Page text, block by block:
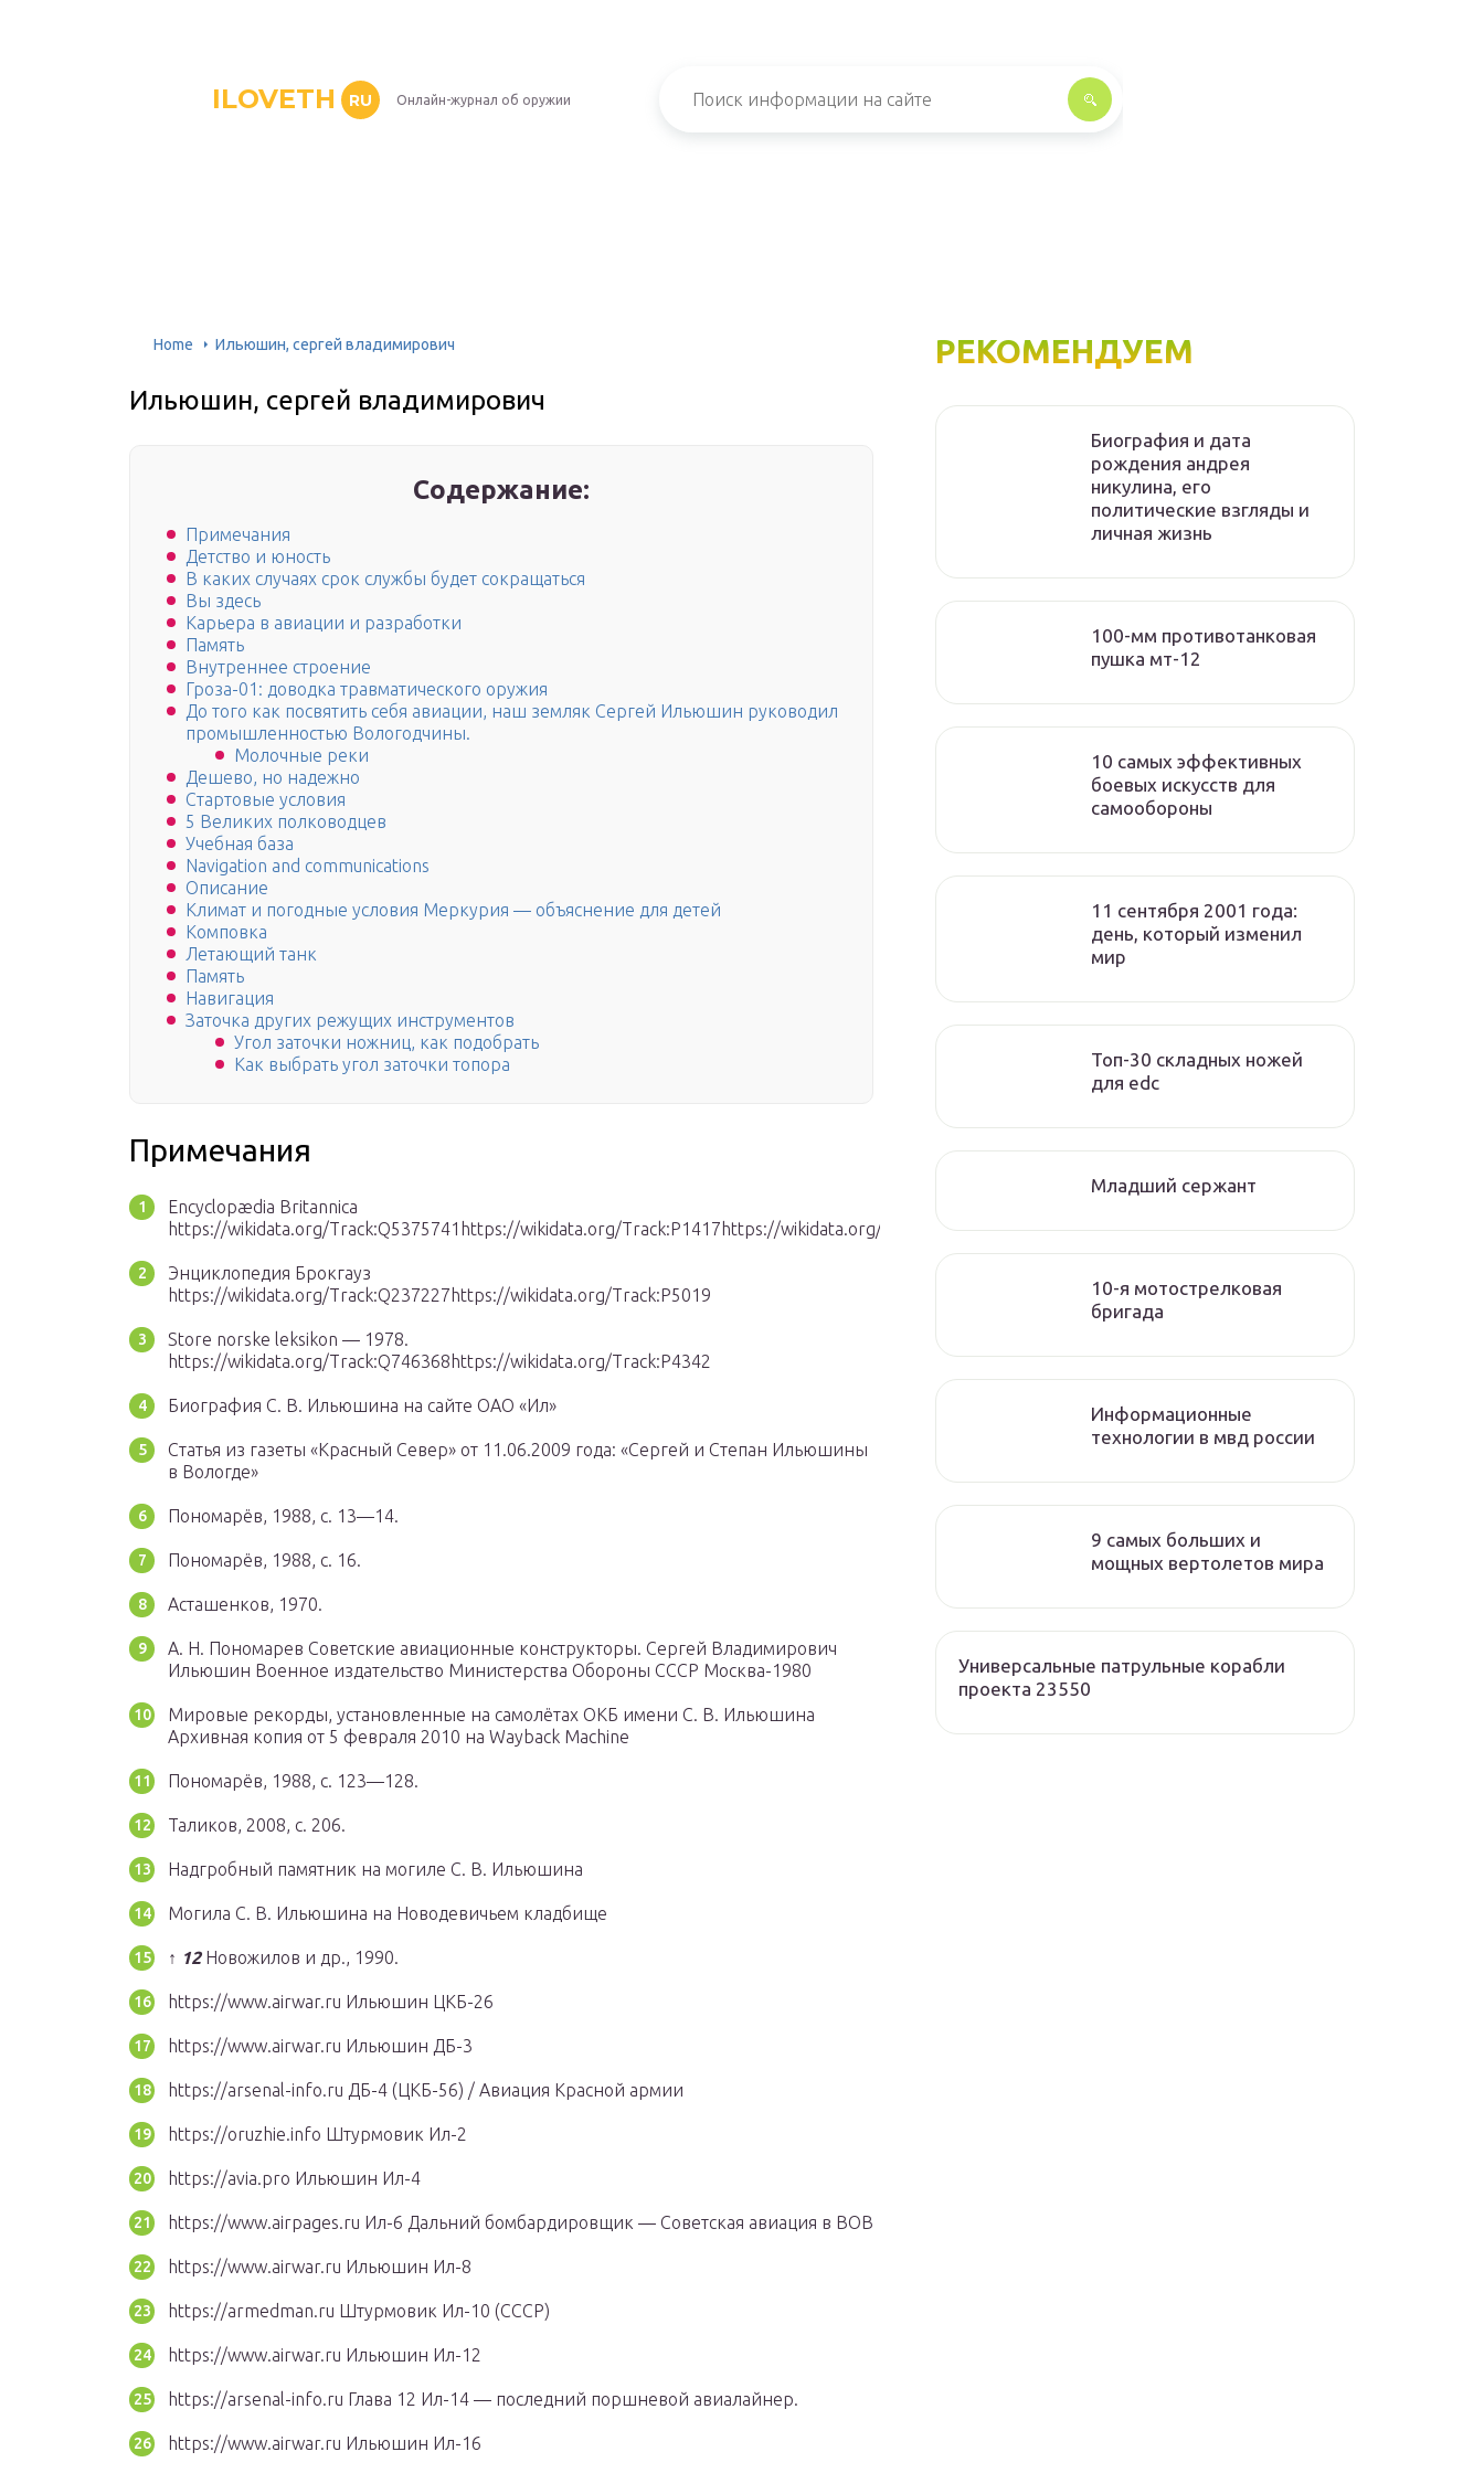
ILOVETH RU Онлайн-журнал об оружии
Home Ильюшин, сергей владимирович
Ильюшин, сергей владимирович
Содержание:
Примечания
Детство и юность
В каких случаях срок службы будет сокращаться
Вы здесь
Карьера в авиации и разработки
Память
Внутреннее строение
Гроза-01: доводка травматического оружия
До того как посвятить себя авиации, наш земляк Сергей Ильюшин руководил
промышленностью Вологодчины.
Молочные реки
Дешево, но надежно
Стартовые условия
5 Великих полководцев
Учебная база
Navigation and communications
Описание
Климат и погодные условия Меркурия — объяснение для детей
Комповка
Летающий танк
Память
Навигация
Заточка других режущих инструментов
Угол заточки ножниц, как подобрать
Как выбрать угол заточки топора
Примечания
Encyclopædia Britannica
https://wikidata.org/Track:Q5375741https://wikidata.org/Track:P1417https://wikidata.org/Track:P2450
Энциклопедия Брокгауз
https://wikidata.org/Track:Q237227https://wikidata.org/Track:P5019
Store norske leksikon — 1978.
https://wikidata.org/Track:Q746368https://wikidata.org/Track:P4342
Биография С. В. Ильюшина на сайте ОАО «Ил»
Статья из газеты «Красный Север» от 11.06.2009 года: «Сергей и Степан Ильюшины
в Вологде»
Пономарёв, 1988, с. 13—14.
Пономарёв, 1988, с. 16.
Асташенков, 1970.
А. Н. Пономарев Советские авиационные конструкторы. Сергей Владимирович
Ильюшин Военное издательство Министерства Обороны СССР Москва-1980
Мировые рекорды, установленные на самолётах ОКБ имени С. В. Ильюшина
Архивная копия от 5 февраля 2010 на Wayback Machine
Пономарёв, 1988, с. 123—128.
Таликов, 2008, с. 206.
Надгробный памятник на могиле С. В. Ильюшина
Могила С. В. Ильюшина на Новодевичьем кладбище
↑ 12Новожилов и др., 1990.
https://www.airwar.ru Ильюшин ЦКБ-26
https://www.airwar.ru Ильюшин ДБ-3
https://arsenal-info.ru ДБ-4 (ЦКБ-56) / Авиация Красной армии
https://oruzhie.info Штурмовик Ил-2
https://avia.pro Ильюшин Ил-4
https://www.airpages.ru Ил-6 Дальний бомбардировщик — Советская авиация в ВОВ
https://www.airwar.ru Ильюшин Ил-8
https://armedman.ru Штурмовик Ил-10 (СССР)
https://www.airwar.ru Ильюшин Ил-12
https://arsenal-info.ru Глава 12 Ил-14 — последний поршневой авиалайнер.
https://www.airwar.ru Ильюшин Ил-16
РЕКОМЕНДУЕМ
Биография и дата
рождения андрея
никулина, его
политические взгляды и
личная жизнь
100-мм противотанковая
пушка мт-12
10 самых эффективных
боевых искусств для
самообороны
11 сентября 2001 года:
день, который изменил
мир
Топ-30 складных ножей
для edc
Младший сержант
10-я мотострелковая
бригада
Информационные
технологии в мвд россии
9 самых больших и
мощных вертолетов мира
Универсальные патрульные корабли
проекта 23550